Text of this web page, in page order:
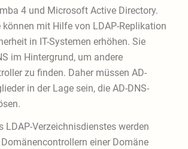
4 und Microsoft Active Directory.
können mit Hilfe von LDAP-Replikation
in IT-Systemen erhöhen. Sie
im Hintergrund, um andere
zu finden. Daher müssen AD-
in der Lage sein, die AD-DNS-
LDAP-Verzeichnisdienstes werden
einer Domäne